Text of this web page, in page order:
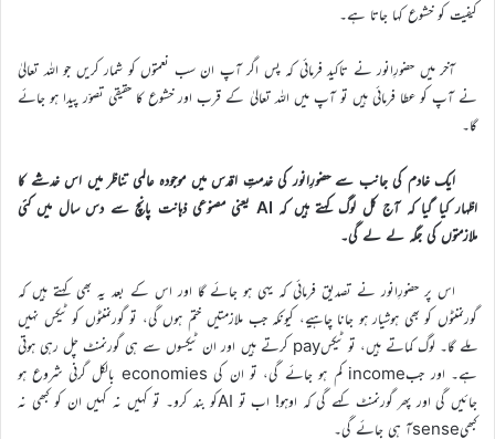
کیفیت کو خشوع کہا جاتا ہے۔
آخر میں حضورِانور نے تاکید فرمائی کہ پس اگر آپ ان سب نعمتوں کو شمار کریں جو اللہ تعالیٰ
نے آپ کو عطا فرمائی ہیں تو آپ میں اللہ تعالیٰ کے قرب اور خشوع کا حقیقی تصوّر پیدا ہو جائے
گا۔
ایک خادم کی جانب سے حضورِانور کی خدمتِ اقدس میں موجودہ عالمی تناظر میں اس خدشے کا
اظہار کیا گیا کہ آج کل لوگ کہتے ہیں کہ AI یعنی مصنوعی ذہانت پانچ سے دس سال میں کئی
ملازمتوں کی جگہ لے لے گی۔
اس پر حضورِانور نے تصدیق فرمائی کہ یہی ہو جائے گا اور اس کے بعد یہ بھی کہتے ہیں کہ
گورنمنٹوں کو بھی ہوشیار ہو جانا چاہیے، کیونکہ جب ملازمتیں ختم ہوں گی، تو گورنمنٹوں کو ٹیکس نہیں
ملے گا۔ لوگ کماتے ہیں، تو ٹیکسpay کرتے ہیں اور ان ٹیکسوں سے ہی گورنمنٹ چل رہی ہوتی
ہے۔ اور جبincome کم ہو جائے گی، تو ان کی economies بالکل گرنی شروع ہو
جائیں گی اور پھر گورنمنٹ کہے گی کہ اوہو! اب تو AIکو بند کرو۔ تو کہیں نہ کہیں ان کو کبھی نہ
کبھیsenseآ ہی جائے گی۔